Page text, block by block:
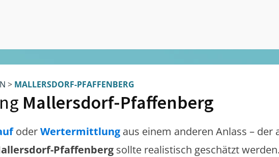
> MALLERSDORF-PFAFFENBERG
Mallersdorf-Pfaffenberg
oderWertermittlung aus einem anderen Anlass – der
Pfaffenberg sollte realistisch geschätzt